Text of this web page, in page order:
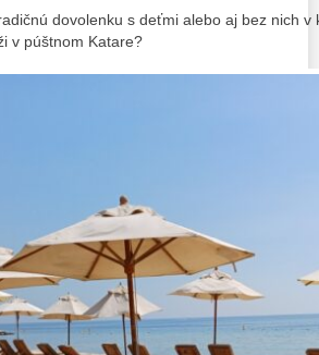
dovolenku s deťmi alebo aj bez nich v
v púštnom Katare?